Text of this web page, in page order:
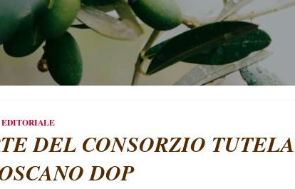
EDITORIALE
DEL CONSORZIO TUTELA
DOP